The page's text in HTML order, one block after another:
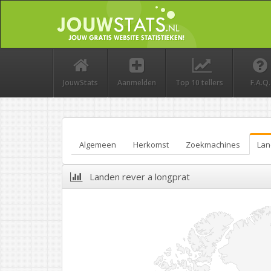
JouwStats Aanmelden Top 10 tellers F.A.Q.
Algemeen Herkomst Zoekmachines
Landen rever a longprat